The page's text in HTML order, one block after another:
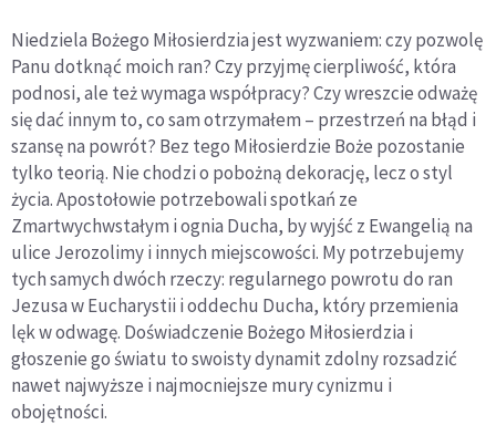
Niedziela Bożego Miłosierdzia jest wyzwaniem: czy pozwolę
Panu dotknąć moich ran? Czy przyjmę cierpliwość, która
podnosi, ale też wymaga współpracy? Czy wreszcie odważę
się dać innym to, co sam otrzymałem – przestrzeń na błąd i
szansę na powrót? Bez tego Miłosierdzie Boże pozostanie
tylko teorią. Nie chodzi o pobożną dekorację, lecz o styl
życia. Apostołowie potrzebowali spotkań ze
Zmartwychwstałym i ognia Ducha, by wyjść z Ewangelią na
ulice Jerozolimy i innych miejscowości. My potrzebujemy
tych samych dwóch rzeczy: regularnego powrotu do ran
Jezusa w Eucharystii i oddechu Ducha, który przemienia
lęk w odwagę. Doświadczenie Bożego Miłosierdzia i
głoszenie go światu to swoisty dynamit zdolny rozsadzić
nawet najwyższe i najmocniejsze mury cynizmu i
obojętności.